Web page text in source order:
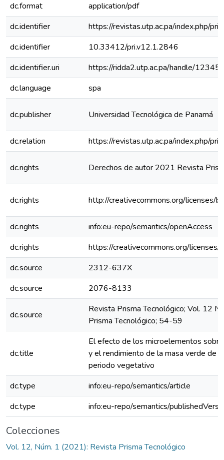
dc.format
application/pdf
dc.identifier
https://revistas.utp.ac.pa/index.php/
dc.identifier
10.33412/pri.v12.1.2846
dc.identifier.uri
https://ridda2.utp.ac.pa/handle/
dc.language
spa
dc.publisher Universidad Tecnológica de Panamá
dc.relation https://revistas.utp.ac.pa/index.php/
dc.rights Derechos de autor 2021 Revista
dc.rights http://creativecommons.org/licenses/
dc.rights
info:eu-repo/semantics/openAccess
dc.rights
https://creativecommons.org/
dc.source
2312-637X
dc.source
2076-8133
dc.source
Revista Prisma Tecnológico; Vol. 12
Prisma Tecnológico; 54-59
dc.title
El efecto de los microelementos
y el rendimiento de la masa verde de
periodo vegetativo
dc.type
info:eu-repo/semantics/article
dc.type
info:eu-repo/semantics/
Colecciones
Vol. 12, Núm. 1 (2021): Revista Prisma Tecnológico